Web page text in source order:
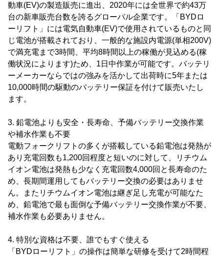
動車(EV)の製造販売に進出、2020年には全世界で約43万
台の新車販売台数を誇るグローバル企業です。「BYDロ
ーリフト」には電気自動車(EV)で使用されているものと同
じ電池が搭載されており、一般的な施設内電源(単相200V)
で満充電まで3時間、平均8時間以上の稼働が見込める(稼
働状況によります)ため、1日中作業が可能です。バッテリ
ーメーカーならではの強みを活かして出荷時に5年または
10,000時間の駆動のバッテリー保証を付けて販売いたし
ます。
3. 鉛電池よりも安全・長寿命、予備バッテリー交換作業
や補水作業も不要
電動フォークリフトの多くが搭載している鉛電池は発熱が
あり充電回数も1,200回程度と短いのに対して、リチウム
イオン電池は発熱も少なく充電回数4,000回と長寿命のた
め、長期間運用してもバッテリー交換の必要はありませ
ん。またリチウムイオン電池は継ぎ足し充電が可能なた
め、鉛電池で最も面倒な予備バッテリー交換作業が不要、
補水作業も必要ありません。
4. 特別な資格は不要、誰でもすぐ使える
「BYDローリフト」の操作は簡単な研修を受けて2時間程